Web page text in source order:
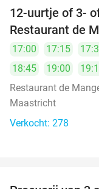
12-uurtje of 3-
Restaurant de
17:00 17:15
18:45
19:00
Restaurant de
Maastricht
Verkocht: 278